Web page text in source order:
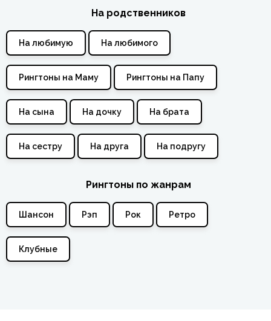
На родственников
На любимую На любимого
Рингтоны на Маму Рингтоны на Папу
На сына На дочку На брата
На сестру На друга На подругу
Рингтоны по жанрам
Шансон Рэп Рок Ретро
Клубные